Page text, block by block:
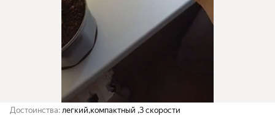
Достоинства: легкий,компактный ,3 скорости